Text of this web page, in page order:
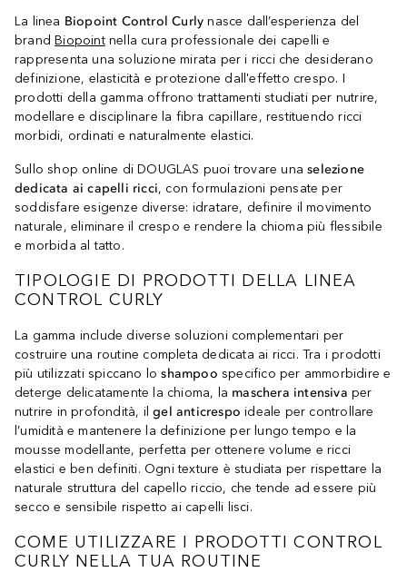
La linea Biopoint Control Curly nasce dall’esperienza del
brandBiopointnella cura professionale dei capelli e
rappresenta una soluzione mirata per i ricci che desiderano
definizione, elasticità e protezione dall'effetto crespo. I
prodotti della gamma offrono trattamenti studiati per nutrire,
modellare e disciplinare la fibra capillare, restituendo ricci
morbidi, ordinati e naturalmente elastici.
Sullo shop online di DOUGLAS puoi trovare unaselezione
dedicata ai capelli ricci, con formulazioni pensate per
soddisfare esigenze diverse: idratare, definire il movimento
naturale, eliminare il crespo e rendere la chioma più flessibile
e morbida al tatto.
TIPOLOGIE DI PRODOTTI DELLA LINEA
CONTROL CURLY
La gamma include diverse soluzioni complementari per
costruire una routine completa dedicata ai ricci. Tra i prodotti
più utilizzati spiccano loshampoo specifico per ammorbidire e
deterge delicatamente la chioma, la maschera intensiva per
nutrire in profondità, ilgel anticrespo ideale per controllare
l’umidità e mantenere la definizione per lungo tempo e la
mousse modellante, perfetta per ottenere volume e ricci
elastici e ben definiti. Ogni texture è studiata per rispettare la
naturale struttura del capello riccio, che tende ad essere più
secco e sensibile rispetto ai capelli lisci.
COME UTILIZZARE I PRODOTTI CONTROL
CURLY NELLA TUA ROUTINE